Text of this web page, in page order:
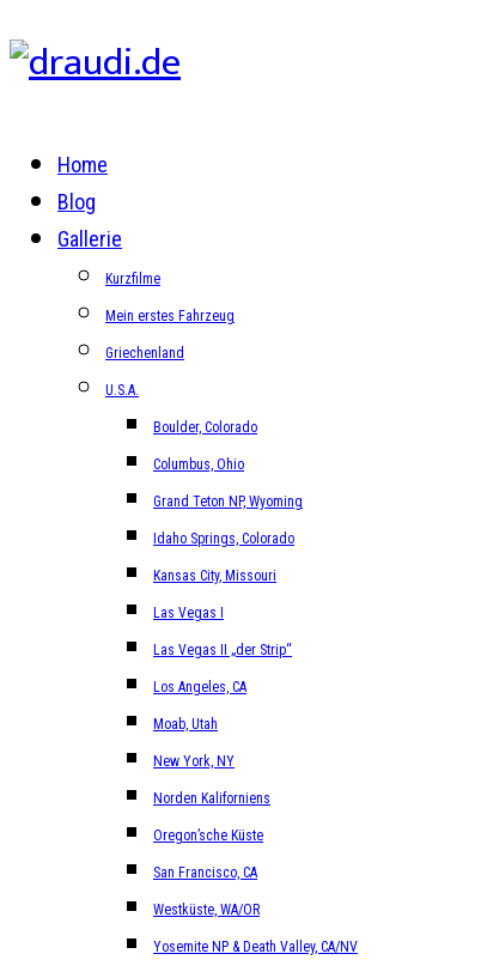
Home
Blog
Gallerie
Kurzfilme
Mein erstes Fahrzeug
Griechenland
U.S.A.
Boulder, Colorado
Columbus, Ohio
Grand Teton NP, Wyoming
Idaho Springs, Colorado
Kansas City, Missouri
Las Vegas I
Las Vegas II „der Strip“
Los Angeles, CA
Moab, Utah
New York, NY
Norden Kaliforniens
Oregon’sche Küste
San Francisco, CA
Westküste, WA/OR
Yosemite NP & Death Valley, CA/NV